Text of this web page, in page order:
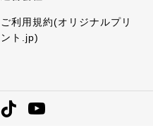
ご利用規約(オリジナルプリ
ント.jp)